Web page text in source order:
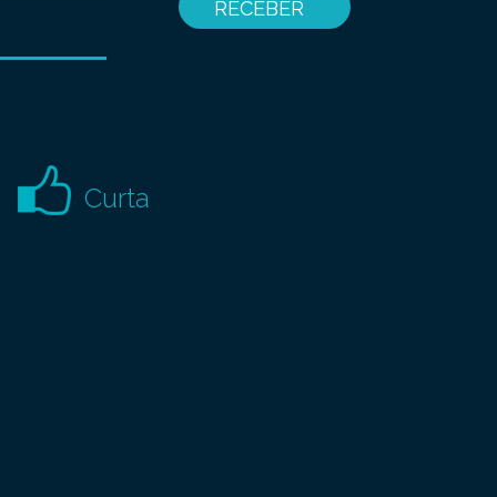
Curta